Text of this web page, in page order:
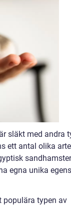
släkt med andra
ett antal olika
egna unika
populära typen av